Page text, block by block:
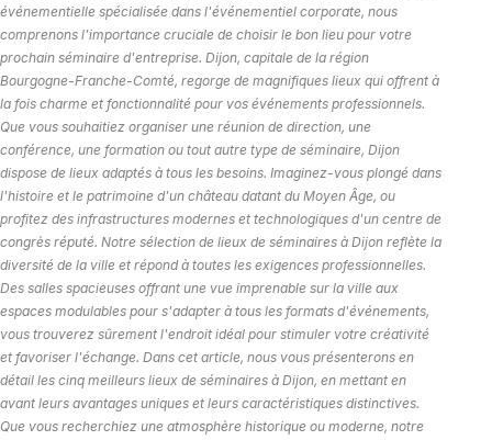
événementielle spécialisée dans l'événementiel corporate, nous
comprenons l'importance cruciale de choisir le bon lieu pour votre
prochain séminaire d'entreprise. Dijon, capitale de la région
Bourgogne-Franche-Comté, regorge de magnifiques lieux qui offrent à
la fois charme et fonctionnalité pour vos événements professionnels.
Que vous souhaitiez organiser une réunion de direction, une
conférence, une formation ou tout autre type de séminaire, Dijon
dispose de lieux adaptés à tous les besoins. Imaginez-vous plongé dans
l'histoire et le patrimoine d'un château datant du Moyen Âge, ou
profitez des infrastructures modernes et technologiques d'un centre de
congrès réputé. Notre sélection de lieux de séminaires à Dijon reflète la
diversité de la ville et répond à toutes les exigences professionnelles.
Des salles spacieuses offrant une vue imprenable sur la ville aux
espaces modulables pour s'adapter à tous les formats d'événements,
vous trouverez sûrement l'endroit idéal pour stimuler votre créativité
et favoriser l'échange. Dans cet article, nous vous présenterons en
détail les cinq meilleurs lieux de séminaires à Dijon, en mettant en
avant leurs avantages uniques et leurs caractéristiques distinctives.
Que vous recherchiez une atmosphère historique ou moderne, notre